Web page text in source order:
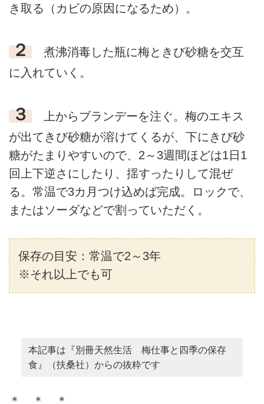
き取る（カビの原因になるため）。
２
煮沸消毒した瓶に梅ときび砂糖を交互
に入れていく。
３
上からブランデーを注ぐ。梅のエキス
が出てきび砂糖が溶けてくるが、下にきび砂
糖がたまりやすいので、2～3週間ほどは1日1
回上下逆さにしたり、揺すったりして混ぜ
る。常温で3カ月つけ込めば完成。ロックで、
またはソーダなどで割っていただく。
保存の目安：常温で2～3年
※それ以上でも可
本記事は『別冊天然生活 梅仕事と四季の保存
食』（扶桑社）からの抜粋です
＊ ＊ ＊